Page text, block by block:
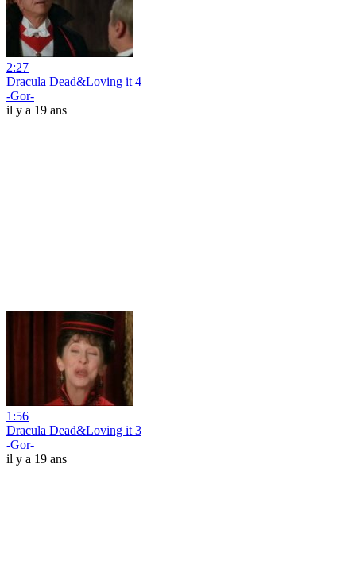
2:27
Dracula Dead&Loving it 4
-Gor-
il y a 19 ans
1:56
Dracula Dead&Loving it 3
-Gor-
il y a 19 ans